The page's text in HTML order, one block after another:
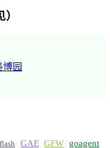
园
flash GAE GFW
goagent